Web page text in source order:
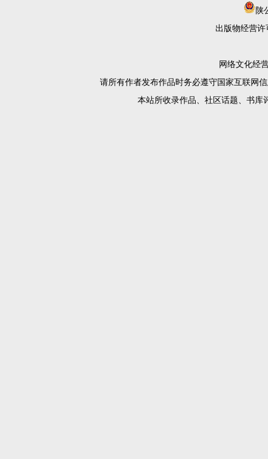
陕
出版物经营许
网络文化经
请所有作者发布作品时务必遵守国家互联网
本站所收录作品、社区话题、书库